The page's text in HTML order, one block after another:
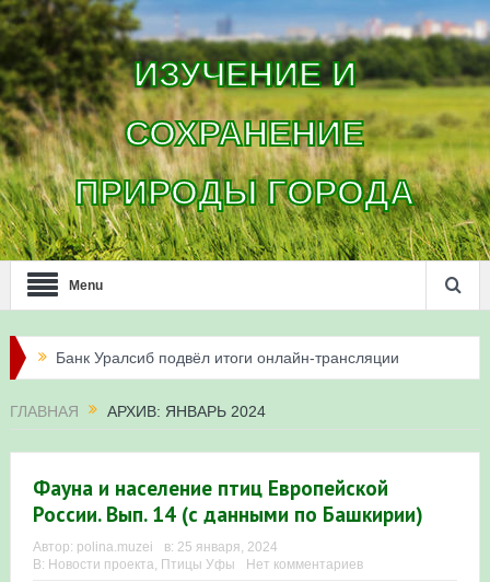
ИЗУЧЕНИЕ И
СОХРАНЕНИЕ
ПРИРОДЫ ГОРОДА
Menu
Банк Уралсиб подвёл итоги онлайн-трансляции
Республике Башкортостан
Три птенца сапсанов Уралсиба получили имена и
кольца
ГЛАВНАЯ АРХИВ: ЯНВАРЬ 2024
Фауна и население птиц Европейской
России. Вып. 14 (с данными по Башкирии)
Автор: polina.muzei в: 25 января, 2024
В: Новости проекта Птицы Уфы Нет комментариев